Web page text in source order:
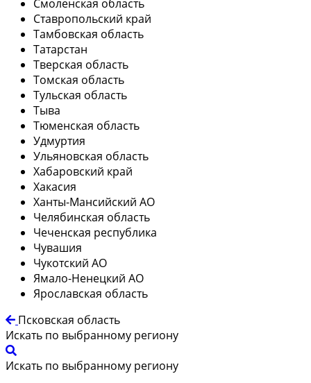
Смоленская область
Ставропольский край
Тамбовская область
Татарстан
Тверская область
Томская область
Тульская область
Тыва
Тюменская область
Удмуртия
Ульяновская область
Хабаровский край
Хакасия
Ханты-Мансийский АО
Челябинская область
Чеченская республика
Чувашия
Чукотский АО
Ямало-Ненецкий АО
Ярославская область
Псковская область
Искать по выбранному региону
Искать по выбранному региону